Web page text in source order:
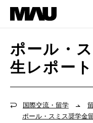
国際交流・留学
ポール・スミス奨学金
ポール・
生レポー